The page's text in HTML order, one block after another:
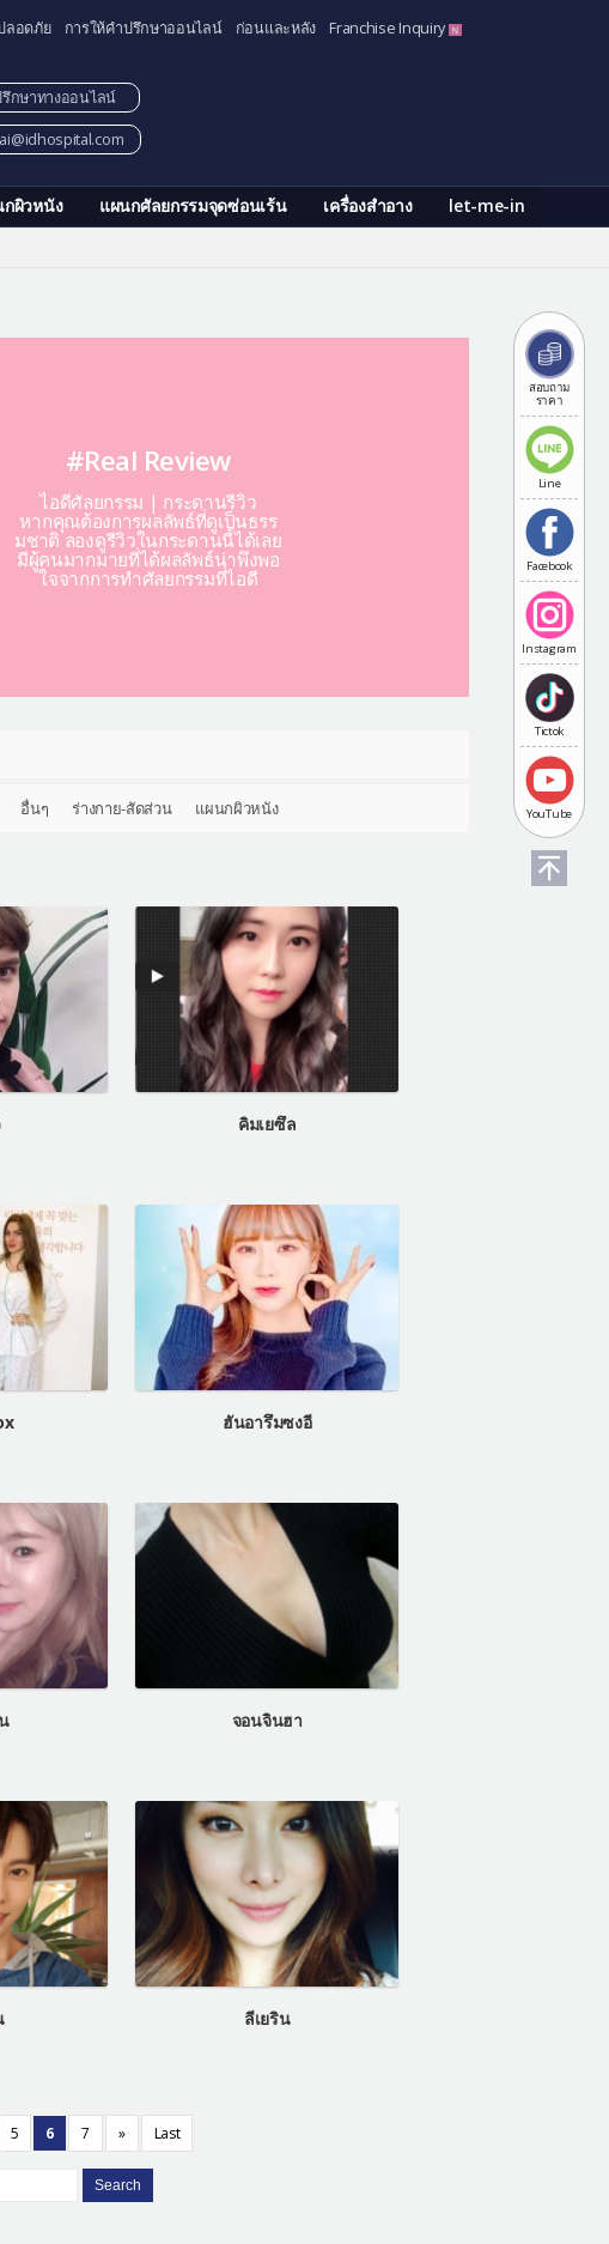
ลอดภัย การให้คำปรึกษาออนไลน์ ก่อนและหลัง Franchise Inquiry
กผิวหนัง แผนกศัลยกรรมจุดซ่อนเร้น เครื่องสำอาง
let-me-in
กษาทางออนไลน์
สอบถาม
ราคา
Line
Facebook
Instagram
Tictok
YouTube
#Real Review
ไอดีศัลยกรรม | กระดานรีวิว
หากคุณต้องการผลลัพธ์ที่ดูเป็นธรร
มชาติ ลองดูรีวิวในกระดานนี้ได้เลย
มีผู้คนมากมายที่ได้ผลลัพธ์น่าพึงพอ
ใจจากการทำศัลยกรรมที่ไอดี
อื่นๆ ร่างกาย-สัดส่วน แผนกผิวหนัง
คิมเยซึล
ฮันอารึมซงอี
จอนจินฮา
ลีเยริน
5 6 7 » Last
Search